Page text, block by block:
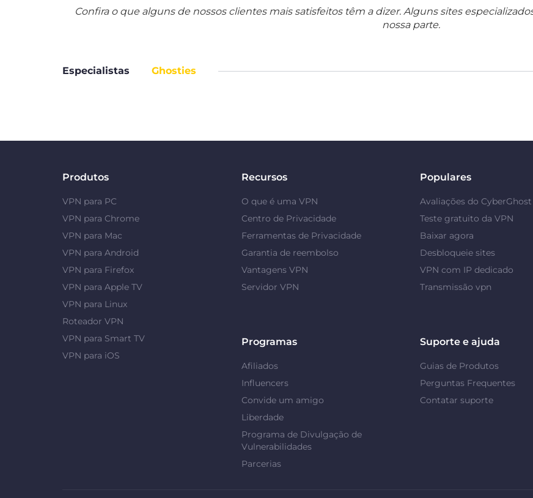
Confira o que alguns de nossos clientes mais satisfeitos têm a dizer. Alguns sites
nossa parte.
Especialistas Ghosties
Produtos
VPN para PC
VPN para Chrome
VPN para Mac
VPN para Android
VPN para Firefox
VPN para Apple TV
VPN para Linux
Roteador VPN
VPN para Smart TV
VPN para iOS
Recursos
O que é uma VPN
Centro de Privacidade
Ferramentas de Privacidade
Garantia de reembolso
Vantagens VPN
Servidor VPN
Populares
Avaliações do CyberGhost
Teste gratuito da VPN
Baixar agora
Desbloqueie sites
VPN com IP dedicado
Transmissão vpn
Programas
Afiliados
Influencers
Convide um amigo
Liberdade
Programa de Divulgação de
Vulnerabilidades
Parcerias
Suporte e ajuda
Guias de Produtos
Perguntas Frequentes
Contatar suporte